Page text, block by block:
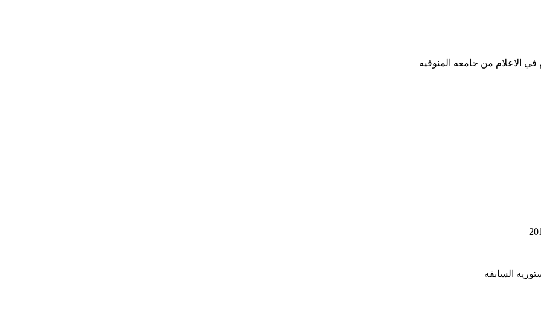
الاعلام من جامعه المنوفيه
السابقه